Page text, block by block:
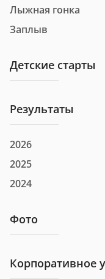
Фамилия и имя
Город
Фамилия и имя
Лыжная гонка
Заплыв
Детские старты
Результаты
2026
2025
2024
Фото
Корпоративное